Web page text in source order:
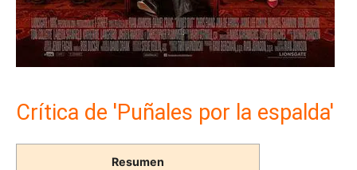
Crítica de 'Puñales por la espalda'
Resumen